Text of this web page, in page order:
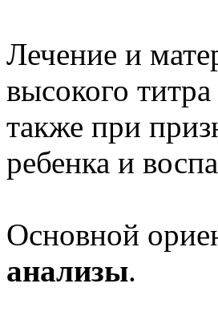
Лечение и
высокого
также при
ребенка и
Основной
анализы.